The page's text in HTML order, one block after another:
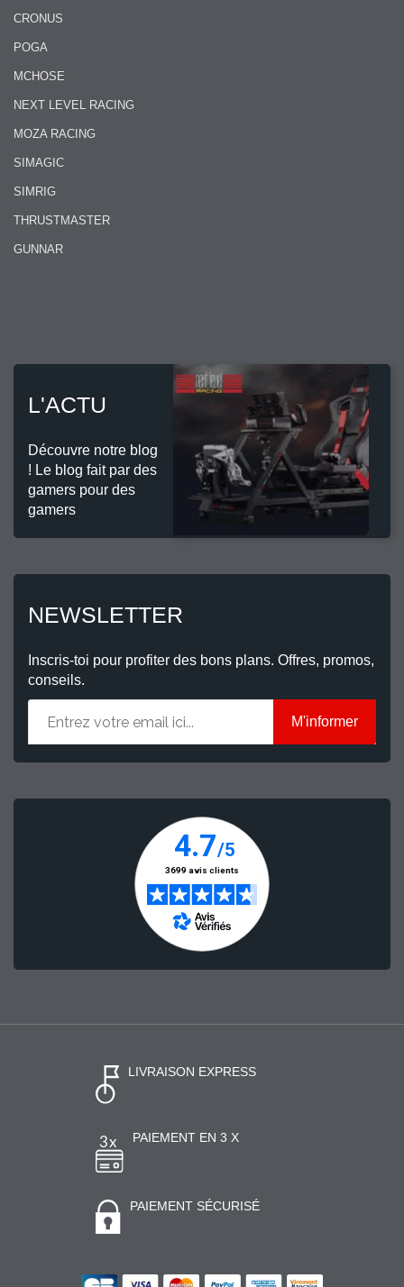
CRONUS
POGA
MCHOSE
NEXT LEVEL RACING
MOZA RACING
SIMAGIC
SIMRIG
THRUSTMASTER
GUNNAR
L'ACTU
Découvre notre blog
! Le blog fait par des
gamers pour des
gamers
NEWSLETTER
Inscris-toi pour profiter des bons plans. Offres, promos,
conseils.
M'informer
LIVRAISON EXPRESS
PAIEMENT EN 3 X
PAIEMENT SÉCURISÉ